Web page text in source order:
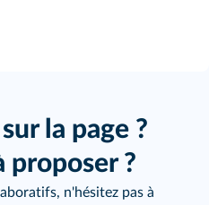
la page ?
proposer ?
n'hésitez pas à